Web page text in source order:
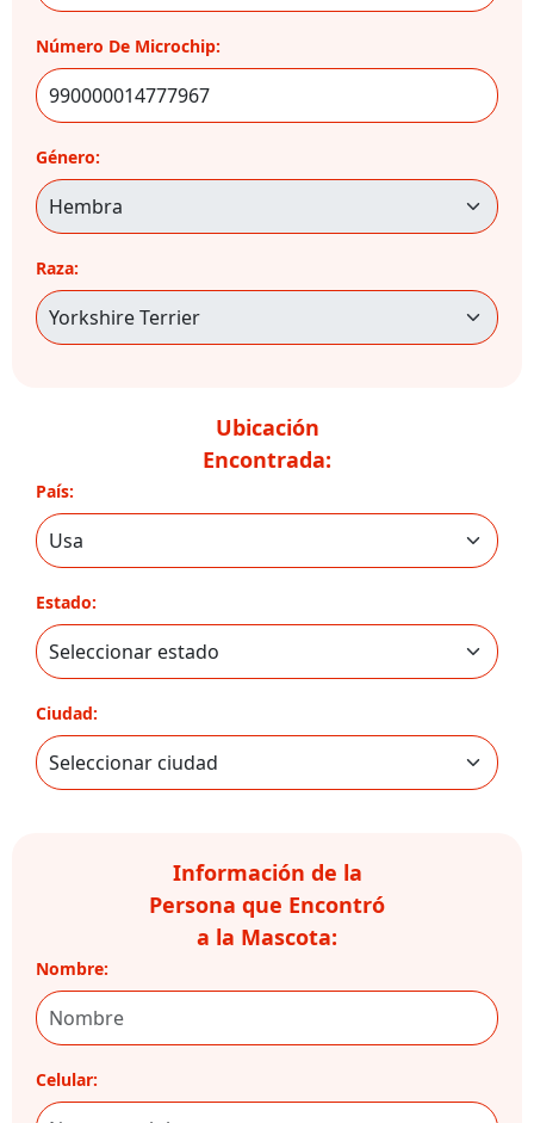
Número De Microchip:
Género:
Raza:
Ubicación
Encontrada:
País:
Estado:
Ciudad:
Información de la
Persona que Encontró
a la Mascota:
Nombre:
Celular: